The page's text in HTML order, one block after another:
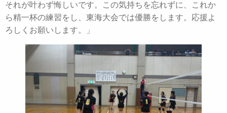
それが叶わず悔しいです。この気持ちを忘れずに、これか
ら精一杯の練習をし、東海大会では優勝をします。応援よ
ろしくお願いします。」